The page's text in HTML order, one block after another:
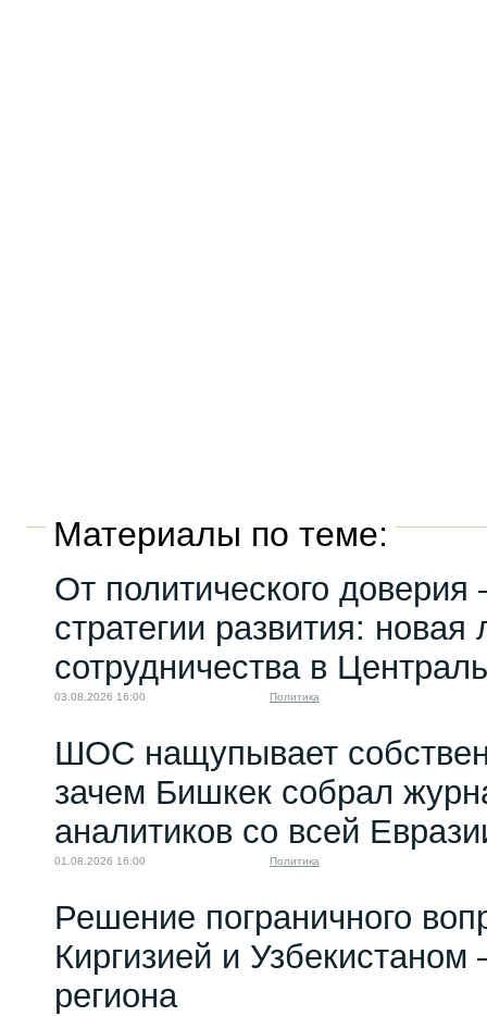
Материалы по теме:
От политического
стратегии развития: новая
сотрудничества в
03.08.2026 16:00 Политика
ШОС нащупывает
зачем Бишкек собрал
аналитиков со всей
01.08.2026 16:00 Политика
Решение пограничного
Киргизией и Узбекистаном
региона